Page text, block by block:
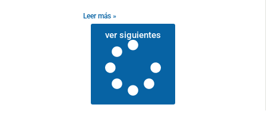
Leer más »
ver siguientes